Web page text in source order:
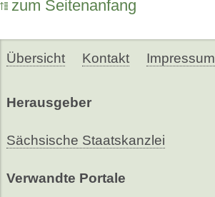
zum Seitenanfang
Übersicht Kontakt Impressum
Herausgeber
Sächsische Staatskanzlei
Verwandte Portale